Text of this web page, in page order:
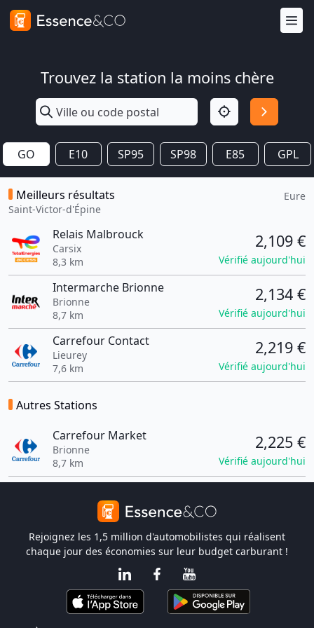
Trouvez la station la moins chère
GO E10 SP95 SP98 E85 GPL
Meilleurs résultats
Saint-Victor-d'Épine
Eure
Relais Malbrouck
Carsix
8,3 km
2,109 €
Vérifié aujourd'hui
Intermarche Brionne
Brionne
8,7 km
2,134 €
Vérifié aujourd'hui
Carrefour Contact
Lieurey
7,6 km
2,219 €
Vérifié aujourd'hui
Autres Stations
Carrefour Market
Brionne
8,7 km
2,225 €
Vérifié aujourd'hui
Rejoignez les 1,5 million d'automobilistes qui réalisent
chaque jour des économies sur leur budget carburant !